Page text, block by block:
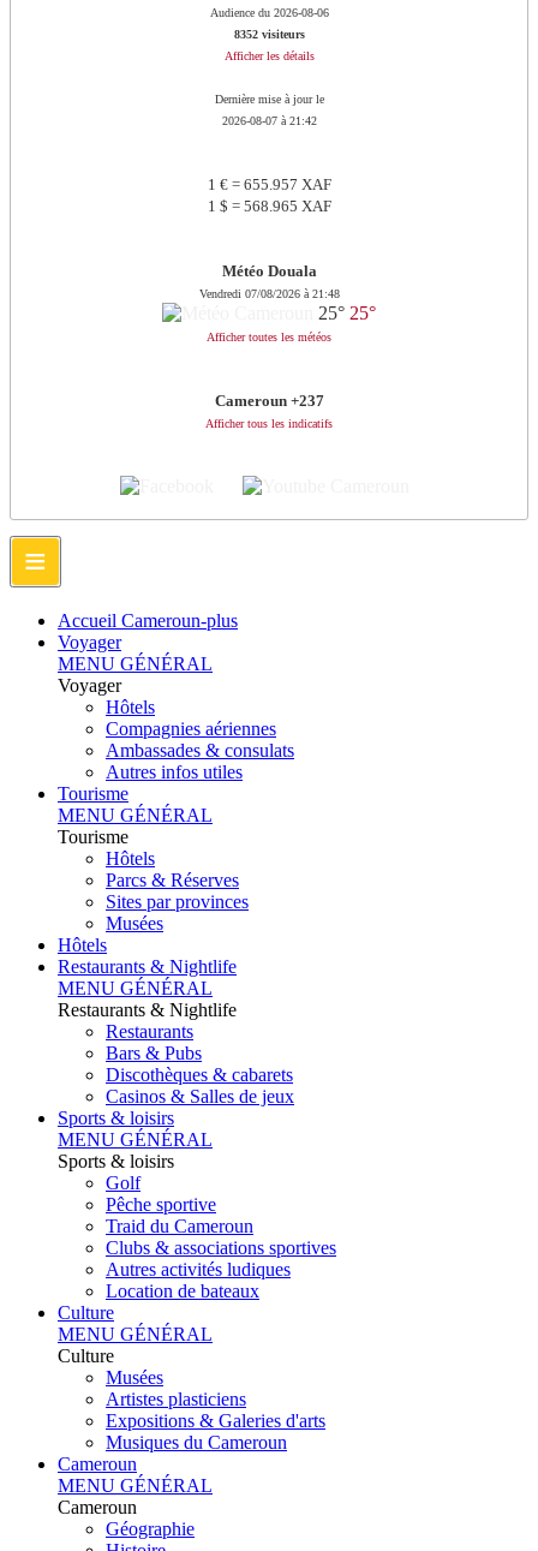
Audience du 2026-08-06
8352 visiteurs
Afficher les détails
Dernière mise à jour le
2026-08-07 à 21:42
1 € = 655.957 XAF
1 $ = 568.965 XAF
Météo Douala
Vendredi 07/08/2026 à 21:48
25° 25°
Afficher toutes les météos
Cameroun +237
Afficher tous les indicatifs
≡
Accueil Cameroun-plus
Voyager
MENU GÉNÉRAL
Voyager
Hôtels
Compagnies aériennes
Ambassades & consulats
Autres infos utiles
Tourisme
MENU GÉNÉRAL
Tourisme
Hôtels
Parcs & Réserves
Sites par provinces
Musées
Hôtels
Restaurants & Nightlife
MENU GÉNÉRAL
Restaurants & Nightlife
Restaurants
Bars & Pubs
Discothèques & cabarets
Casinos & Salles de jeux
Sports & loisirs
MENU GÉNÉRAL
Sports & loisirs
Golf
Pêche sportive
Traid du Cameroun
Clubs & associations sportives
Autres activités ludiques
Location de bateaux
Culture
MENU GÉNÉRAL
Culture
Musées
Artistes plasticiens
Expositions & Galeries d'arts
Musiques du Cameroun
Cameroun
MENU GÉNÉRAL
Cameroun
Géographie